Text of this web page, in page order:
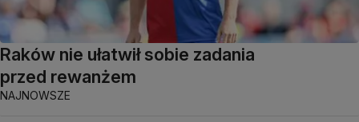
Raków nie ułatwił sobie zadania
przed rewanżem
NAJNOWSZE